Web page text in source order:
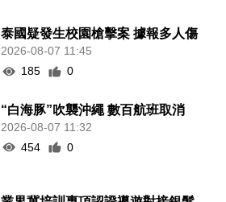
泰國疑發生校園槍擊案 據報多人傷
2026-08-07 11:45
185
0
“白海豚”吹襲沖繩 數百航班取消
2026-08-07 11:32
454
0